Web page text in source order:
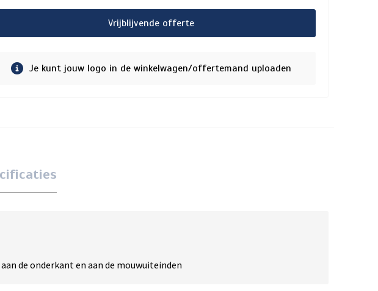
Vrijblijvende offerte
Je kunt jouw logo in de winkelwagen/offertemand uploaden
de onderkant en aan de mouwuiteinden